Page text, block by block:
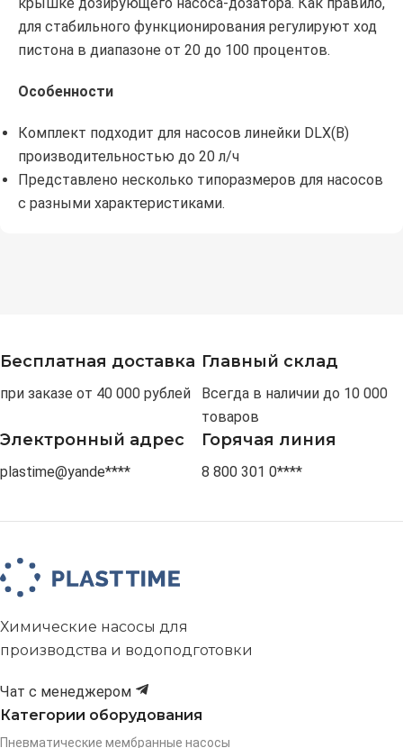
для стабильного функционирования регулируют ход
пистона в диапазоне от 20 до 100 процентов.
Особенности
Комплект подходит для насосов линейки DLX(B)
производительностью до 20 л/ч
Представлено несколько типоразмеров для насосов
с разными характеристиками.
Бесплатная доставка
при заказе от 40 000 рублей
Главный склад
Всегда в наличии до 10 000
товаров
Электронный адрес
plastime@yande****
Горячая линия
8 800 301 0****
Химические насосы для
производства и водоподготовки
Чат с менеджером
Категории оборудования
Пневматические мембранные насосы